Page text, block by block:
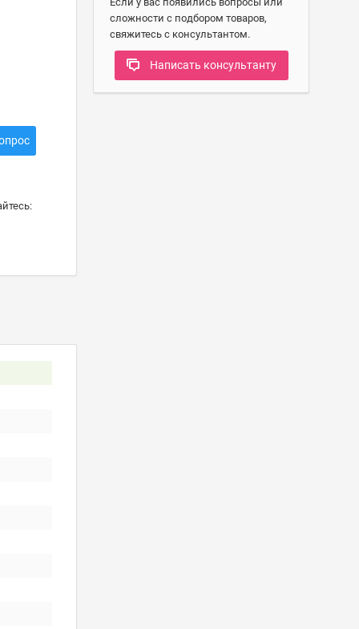
сложности с подбором товаров,
свяжитесь с консультантом.
Написать консультанту